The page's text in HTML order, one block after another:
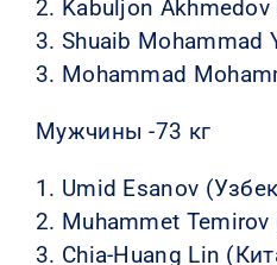
2. Kabuljon Akhmedov
3. Shuaib Mohammad
3. Mohammad
Мужчины -73 кг
1. Umid Esanov
2. Muhammet
3. Chia-Huang Lin